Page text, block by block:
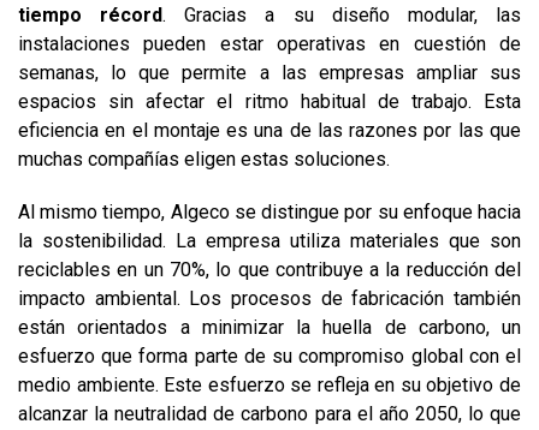
tiempo récord. Gracias a su diseño modular, las
instalaciones pueden estar operativas en cuestión de
semanas, lo que permite a las empresas ampliar sus
espacios sin afectar el ritmo habitual de trabajo. Esta
eficiencia en el montaje es una de las razones por las que
muchas compañías eligen estas soluciones.
Al mismo tiempo, Algeco se distingue por su enfoque hacia
la sostenibilidad. La empresa utiliza materiales que son
reciclables en un 70%, lo que contribuye a la reducción del
impacto ambiental. Los procesos de fabricación también
están orientados a minimizar la huella de carbono, un
esfuerzo que forma parte de su compromiso global con el
medio ambiente. Este esfuerzo se refleja en su objetivo de
alcanzar la neutralidad de carbono para el año 2050, lo que